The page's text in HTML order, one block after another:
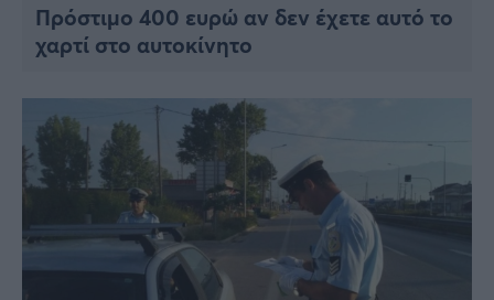
Πρόστιμο 400 ευρώ αν δεν έχετε αυτό το
χαρτί στο αυτοκίνητο